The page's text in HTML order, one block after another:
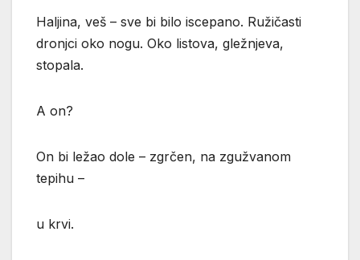
Haljina, veš – sve bi bilo iscepano. Ružičasti
dronjci oko nogu. Oko listova, gležnjeva,
stopala.
A on?
On bi ležao dole – zgrčen, na zgužvanom
tepihu –
u krvi.